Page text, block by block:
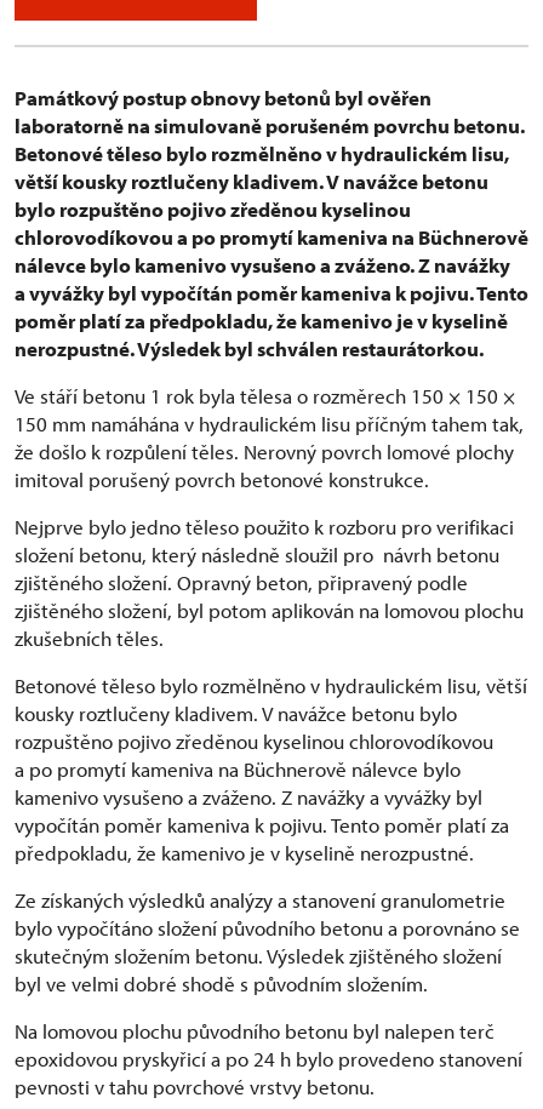
Památkový postup obnovy betonů byl ověřen
laboratorně na simulovaně porušeném povrchu betonu.
Betonové těleso bylo rozmělněno v hydraulickém lisu,
větší kousky roztlučeny kladivem. V navážce betonu
bylo rozpuštěno pojivo zředěnou kyselinou
chlorovodíkovou a po promytí kameniva na Büchnerově
nálevce bylo kamenivo vysušeno a zváženo. Z navážky
a vyvážky byl vypočítán poměr kameniva k pojivu. Tento
poměr platí za předpokladu, že kamenivo je v kyselině
nerozpustné. Výsledek byl schválen restaurátorkou.
Ve stáří betonu 1 rok byla tělesa o rozměrech 150 × 150 ×
150 mm namáhána v hydraulickém lisu příčným tahem tak,
že došlo k rozpůlení těles. Nerovný povrch lomové plochy
imitoval porušený povrch betonové konstrukce.
Nejprve bylo jedno těleso použito k rozboru pro verifikaci
složení betonu, který následně sloužil pro návrh betonu
zjištěného složení. Opravný beton, připravený podle
zjištěného složení, byl potom aplikován na lomovou plochu
zkušebních těles.
Betonové těleso bylo rozmělněno v hydraulickém lisu, větší
kousky roztlučeny kladivem. V navážce betonu bylo
rozpuštěno pojivo zředěnou kyselinou chlorovodíkovou
a po promytí kameniva na Büchnerově nálevce bylo
kamenivo vysušeno a zváženo. Z navážky a vyvážky byl
vypočítán poměr kameniva k pojivu. Tento poměr platí za
předpokladu, že kamenivo je v kyselině nerozpustné.
Ze získaných výsledků analýzy a stanovení granulometrie
bylo vypočítáno složení původního betonu a porovnáno se
skutečným složením betonu. Výsledek zjištěného složení
byl ve velmi dobré shodě s původním složením.
Na lomovou plochu původního betonu byl nalepen terč
epoxidovou pryskyřicí a po 24 h bylo provedeno stanovení
pevnosti v tahu povrchové vrstvy betonu.